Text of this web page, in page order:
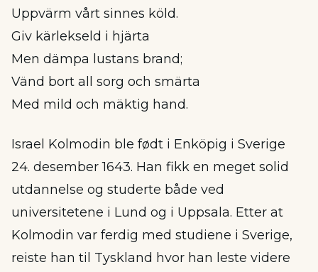
Uppvärm vårt sinnes köld.
Giv kärlekseld i hjärta
Men dämpa lustans brand;
Vänd bort all sorg och smärta
Med mild och mäktig hand.
Israel Kolmodin ble født i Enköpig i Sverige
24. desember 1643. Han fikk en meget solid
utdannelse og studerte både ved
universitetene i Lund og i Uppsala. Etter at
Kolmodin var ferdig med studiene i Sverige,
reiste han til Tyskland hvor han leste videre